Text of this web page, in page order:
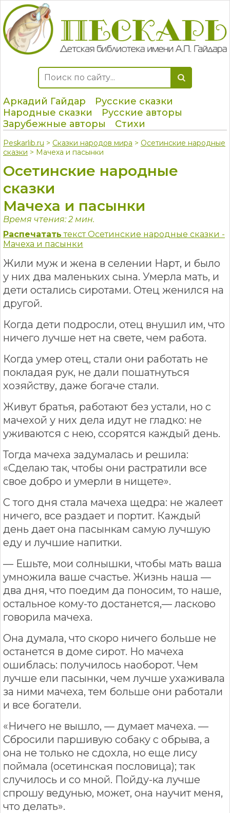
Аркадий Гайдар
Русские сказки
Народные сказки
Русские авторы
Зарубежные авторы
Стихи
Peskarlib.ru > Сказки народов мира > Осетинские народные
сказки > Мачеха и пасынки
Осетинские народные
сказки
Мачеха и пасынки
Время чтения: 2 мин.
Распечатать текст Осетинские народные сказки -
Мачеха и пасынки
Жили муж и жена в селении Нарт, и было
у них два маленьких сына. Умерла мать, и
дети остались сиротами. Отец женился на
другой.
Когда дети подросли, отец внушил им, что
ничего лучше нет на свете, чем работа.
Когда умер отец, стали они работать не
покладая рук, не дали пошатнуться
хозяйству, даже богаче стали.
Живут братья, работают без устали, но с
мачехой у них дела идут не гладко: не
уживаются с нею, ссорятся каждый день.
Тогда мачеха задумалась и решила:
«Сделаю так, чтобы они растратили все
свое добро и умерли в нищете».
С того дня стала мачеха щедра: не жалеет
ничего, все раздает и портит. Каждый
день дает она пасынкам самую лучшую
еду и лучшие напитки.
— Ешьте, мои солнышки, чтобы мать ваша
умножила ваше счастье. Жизнь наша —
два дня, что поедим да поносим, то наше,
остальное кому-то достанется,— ласково
говорила мачеха.
Она думала, что скоро ничего больше не
останется в доме сирот. Но мачеха
ошиблась: получилось наоборот. Чем
лучше ели пасынки, чем лучше ухаживала
за ними мачеха, тем больше они работали
и все богатели.
«Ничего не вышло, — думает мачеха. —
Сбросили паршивую собаку с обрыва, а
она не только не сдохла, но еще лису
поймала (осетинская пословица); так
случилось и со мной. Пойду-ка лучше
спрошу ведунью, может, она научит меня,
что делать».